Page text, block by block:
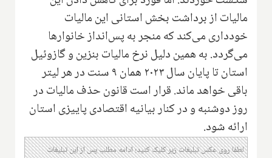
مالیات از برداشت بخش استانی این مالیات
خودداری می‌کند که منجر به پس‌انداز خانوارها
می‌گردد. به همین دلیل نرخ مالیات بنزین و گازوئیل
استان تا پایان سال ۲۰۲۳ همان ۹ سنت در هر لیتر
باقی خواهد ماند. قرار است قانون حذف مالیات در
روز دوشنبه و در کنار بیانیه اقتصادی پاییزی استان
ارائه شود.
لطفا روی عکس تبلیغات زیر کلیک کنید؛ ادامه مطلب پس از این تبلیغات